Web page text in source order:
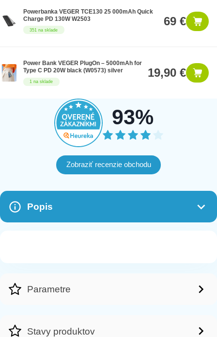
351 na sklade
Powerbanka VEGER TCE130 25 000mAh Quick
Charge PD 130W W2503
69 €
1 na sklade
Power Bank VEGER PlugOn – 5000mAh for
Type C PD 20W black (W0573) silver
19,90 €
93%
Zobraziť recenzie obchodu
Popis
Parametre
Stavy produktov